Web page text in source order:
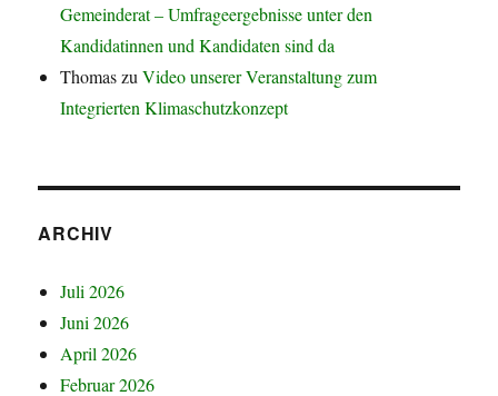
Gemeinderat – Umfrageergebnisse unter den
Kandidatinnen und Kandidaten sind da
ThomaszuVideo unserer Veranstaltung zum
Integrierten Klimaschutzkonzept
ARCHIV
Juli 2026
Juni 2026
April 2026
Februar 2026